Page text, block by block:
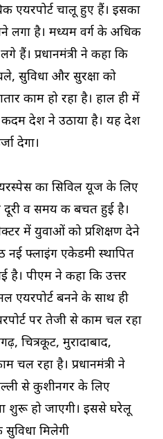
एयरपोर्ट चालू हुए हैं। इसका
लगा है। मध्यम वर्ग के अधिक
हैं। प्रधानमंत्री ने कहा कि
सुविधा और सुरक्षा को
काम हो रहा है। हाल ही में
देश ने उठाया है। यह देश
देगा।
का सिविल यूज के लिए
व समय की बचत हुई है।
में युवाओं को प्रशिक्षण देने
नई फ्लाइंग एकेडमी स्थापित
है। पीएम ने कहा कि उत्तर
एयरपोर्ट बनने के साथ ही
पर तेजी से काम चल रहा
चित्रकूट, मुरादाबाद,
चल रहा है। प्रधानमंत्री ने
से कुशीनगर के लिए
शुरू हो जाएगी। इससे घरेलू
सुविधा मिलेगी